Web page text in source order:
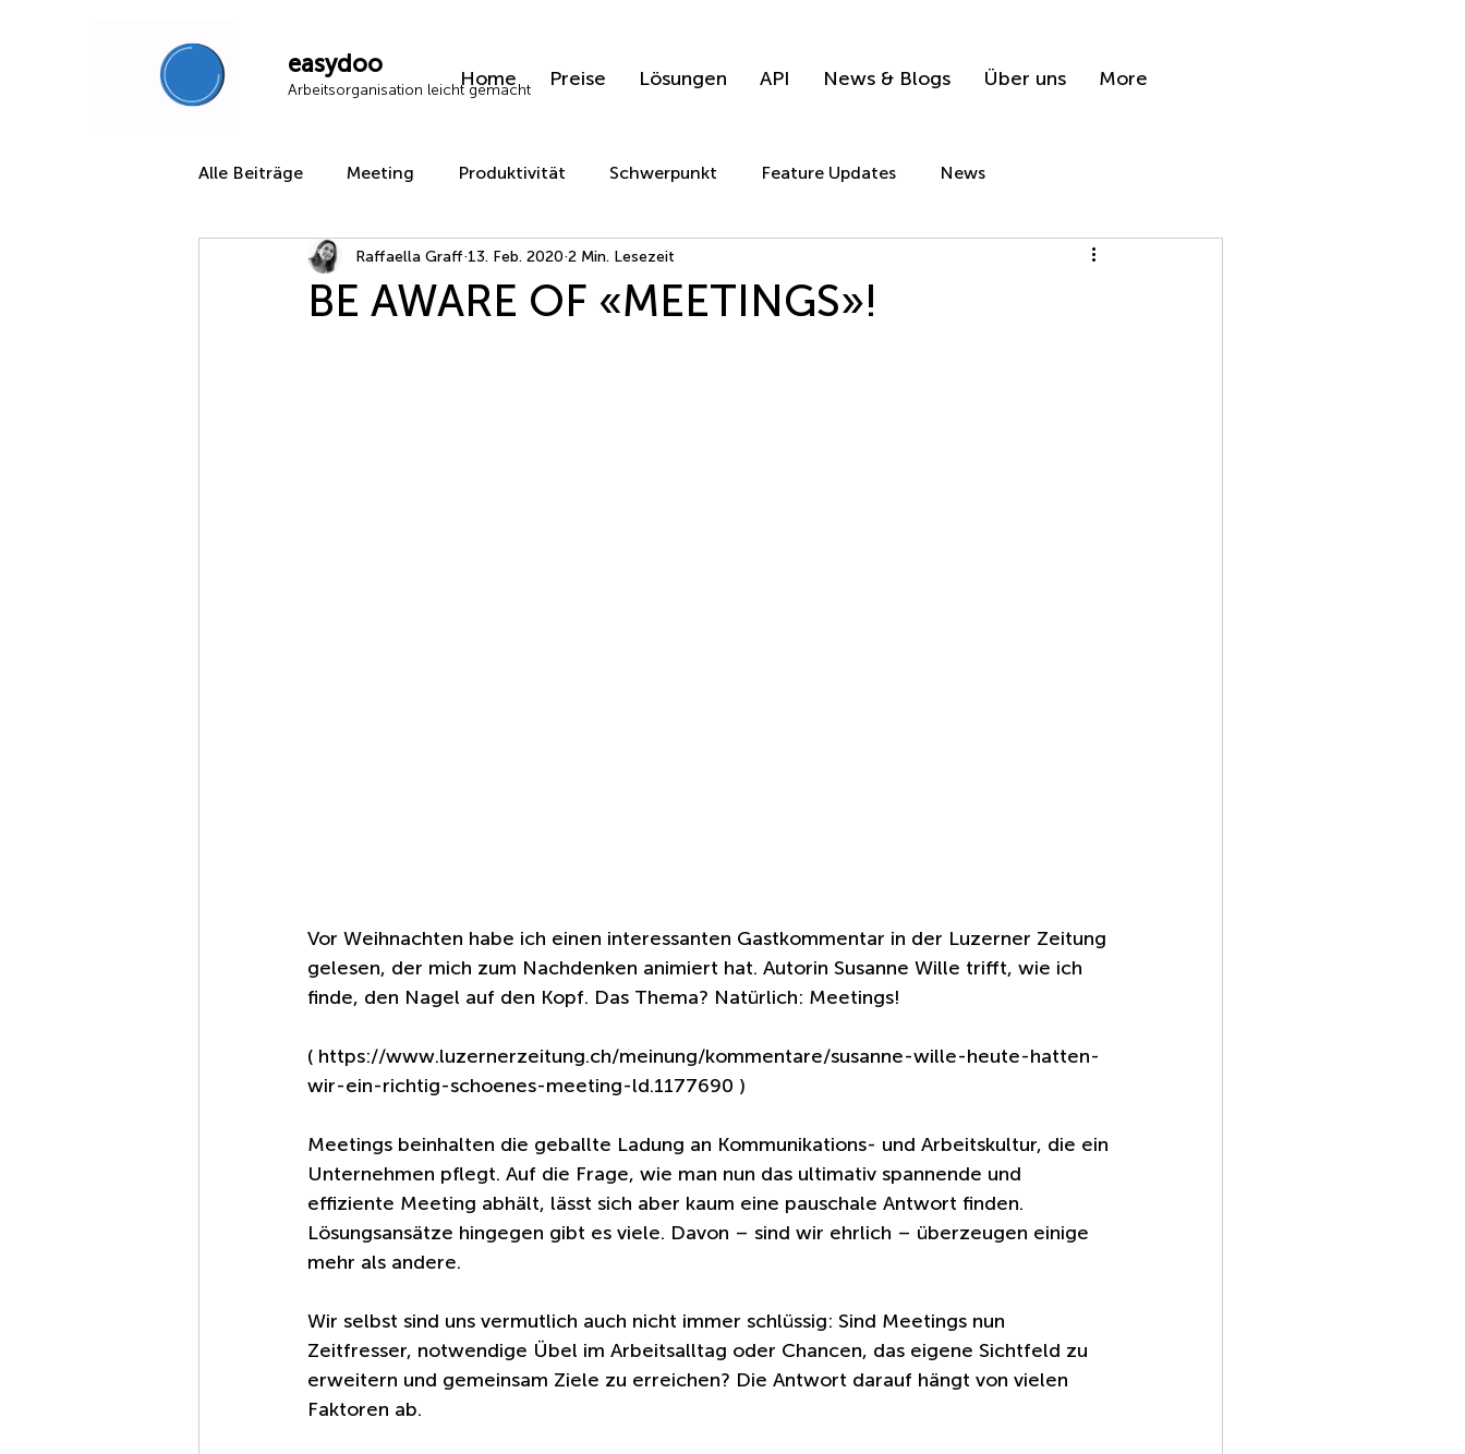
easydoo
Arbeitsorganisation leicht gemacht
Home Preise Lösungen API News & Blogs Über uns More
Alle Beiträge Meeting Produktivität Schwerpunkt Feature Updates News
BE AWARE OF «MEETINGS»!
Raffaella Graff 13. Feb. 2020 2 Min. Lesezeit
Vor Weihnachten habe ich einen interessanten Gastkommentar in der Luzerner Zeitung
gelesen, der mich zum Nachdenken animiert hat. Autorin Susanne Wille trifft, wie ich
finde, den Nagel auf den Kopf. Das Thema? Natürlich: Meetings!
( https://www.luzernerzeitung.ch/meinung/kommentare/susanne-wille-heute-hatten-
wir-ein-richtig-schoenes-meeting-ld.1177690 )
Meetings beinhalten die geballte Ladung an Kommunikations- und Arbeitskultur, die ein
Unternehmen pflegt. Auf die Frage, wie man nun das ultimativ spannende und
effiziente Meeting abhält, lässt sich aber kaum eine pauschale Antwort finden.
Lösungsansätze hingegen gibt es viele. Davon – sind wir ehrlich – überzeugen einige
mehr als andere.
Wir selbst sind uns vermutlich auch nicht immer schlüssig: Sind Meetings nun
Zeitfresser, notwendige Übel im Arbeitsalltag oder Chancen, das eigene Sichtfeld zu
erweitern und gemeinsam Ziele zu erreichen? Die Antwort darauf hängt von vielen
Faktoren ab.